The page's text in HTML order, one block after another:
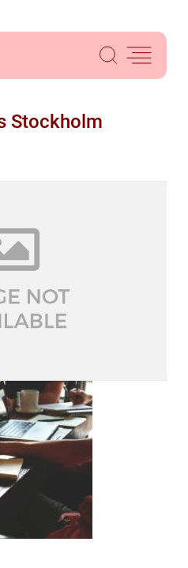
Stockholm